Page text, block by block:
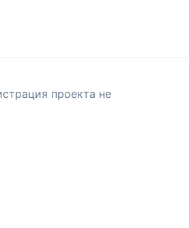
проекта не